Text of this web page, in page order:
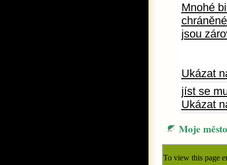
Mnohé
jsou
Ukázat
jíst se
Ukázat
Moje město